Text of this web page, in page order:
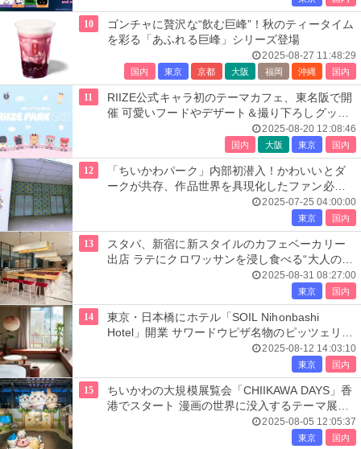
10
ゴンチャに贅沢な“飲む巨峰”！秋のティータイム
を彩る「あふれる巨峰」シリーズ登場
2025-08-27 11:48:29
国内 東京 京都 大阪 福岡 沖縄 国内
11
RIIZE公式キャラ初のテーマカフェ、東名阪で開
催 可愛いフードやデザート＆撮り下ろしグッズ
2025-08-20 12:08:46
国内 大阪 東京 国内
12
「ちいかわパーク」内部初潜入！かわいいとダ
ークが共存、作品世界を具現化したファン必見
2025-07-25 04:00:00
東京 国内
13
スタバ、新宿に新スタイルのカフェベーカリー
出店 ラテにクロワッサンを浸し食べる“大人のご
2025-08-31 08:27:00
東京 国内
14
東京・日本橋にホテル「SOIL Nihonbashi
Hotel」開業 サワードウピザ名物のピッツェリア
2025-08-12 14:03:10
東京 国内
15
ちいかわの大規模展覧会「CHIIKAWA DAYS」香
港でスタート 漫画の世界に没入するテーマ展示
2025-08-05 12:05:37
東京 国内